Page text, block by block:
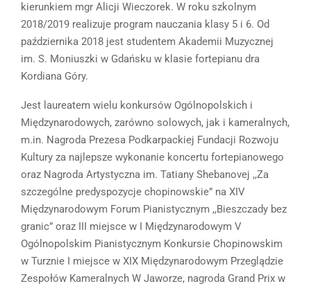
kierunkiem mgr Alicji Wieczorek. W roku szkolnym
2018/2019 realizuje program nauczania klasy 5 i 6. Od
października 2018 jest studentem Akademii Muzycznej
im. S. Moniuszki w Gdańsku w klasie fortepianu dra
Kordiana Góry.
Jest laureatem wielu konkursów Ogólnopolskich i
Międzynarodowych, zarówno solowych, jak i kameralnych,
m.in. Nagroda Prezesa Podkarpackiej Fundacji Rozwoju
Kultury za najlepsze wykonanie koncertu fortepianowego
oraz Nagroda Artystyczna im. Tatiany Shebanovej ,,Za
szczególne predyspozycje chopinowskie” na XIV
Międzynarodowym Forum Pianistycznym ,,Bieszczady bez
granic” oraz III miejsce w I Międzynarodowym V
Ogólnopolskim Pianistycznym Konkursie Chopinowskim
w Turznie I miejsce w XIX Międzynarodowym Przeglądzie
Zespołów Kameralnych W Jaworze, nagroda Grand Prix w